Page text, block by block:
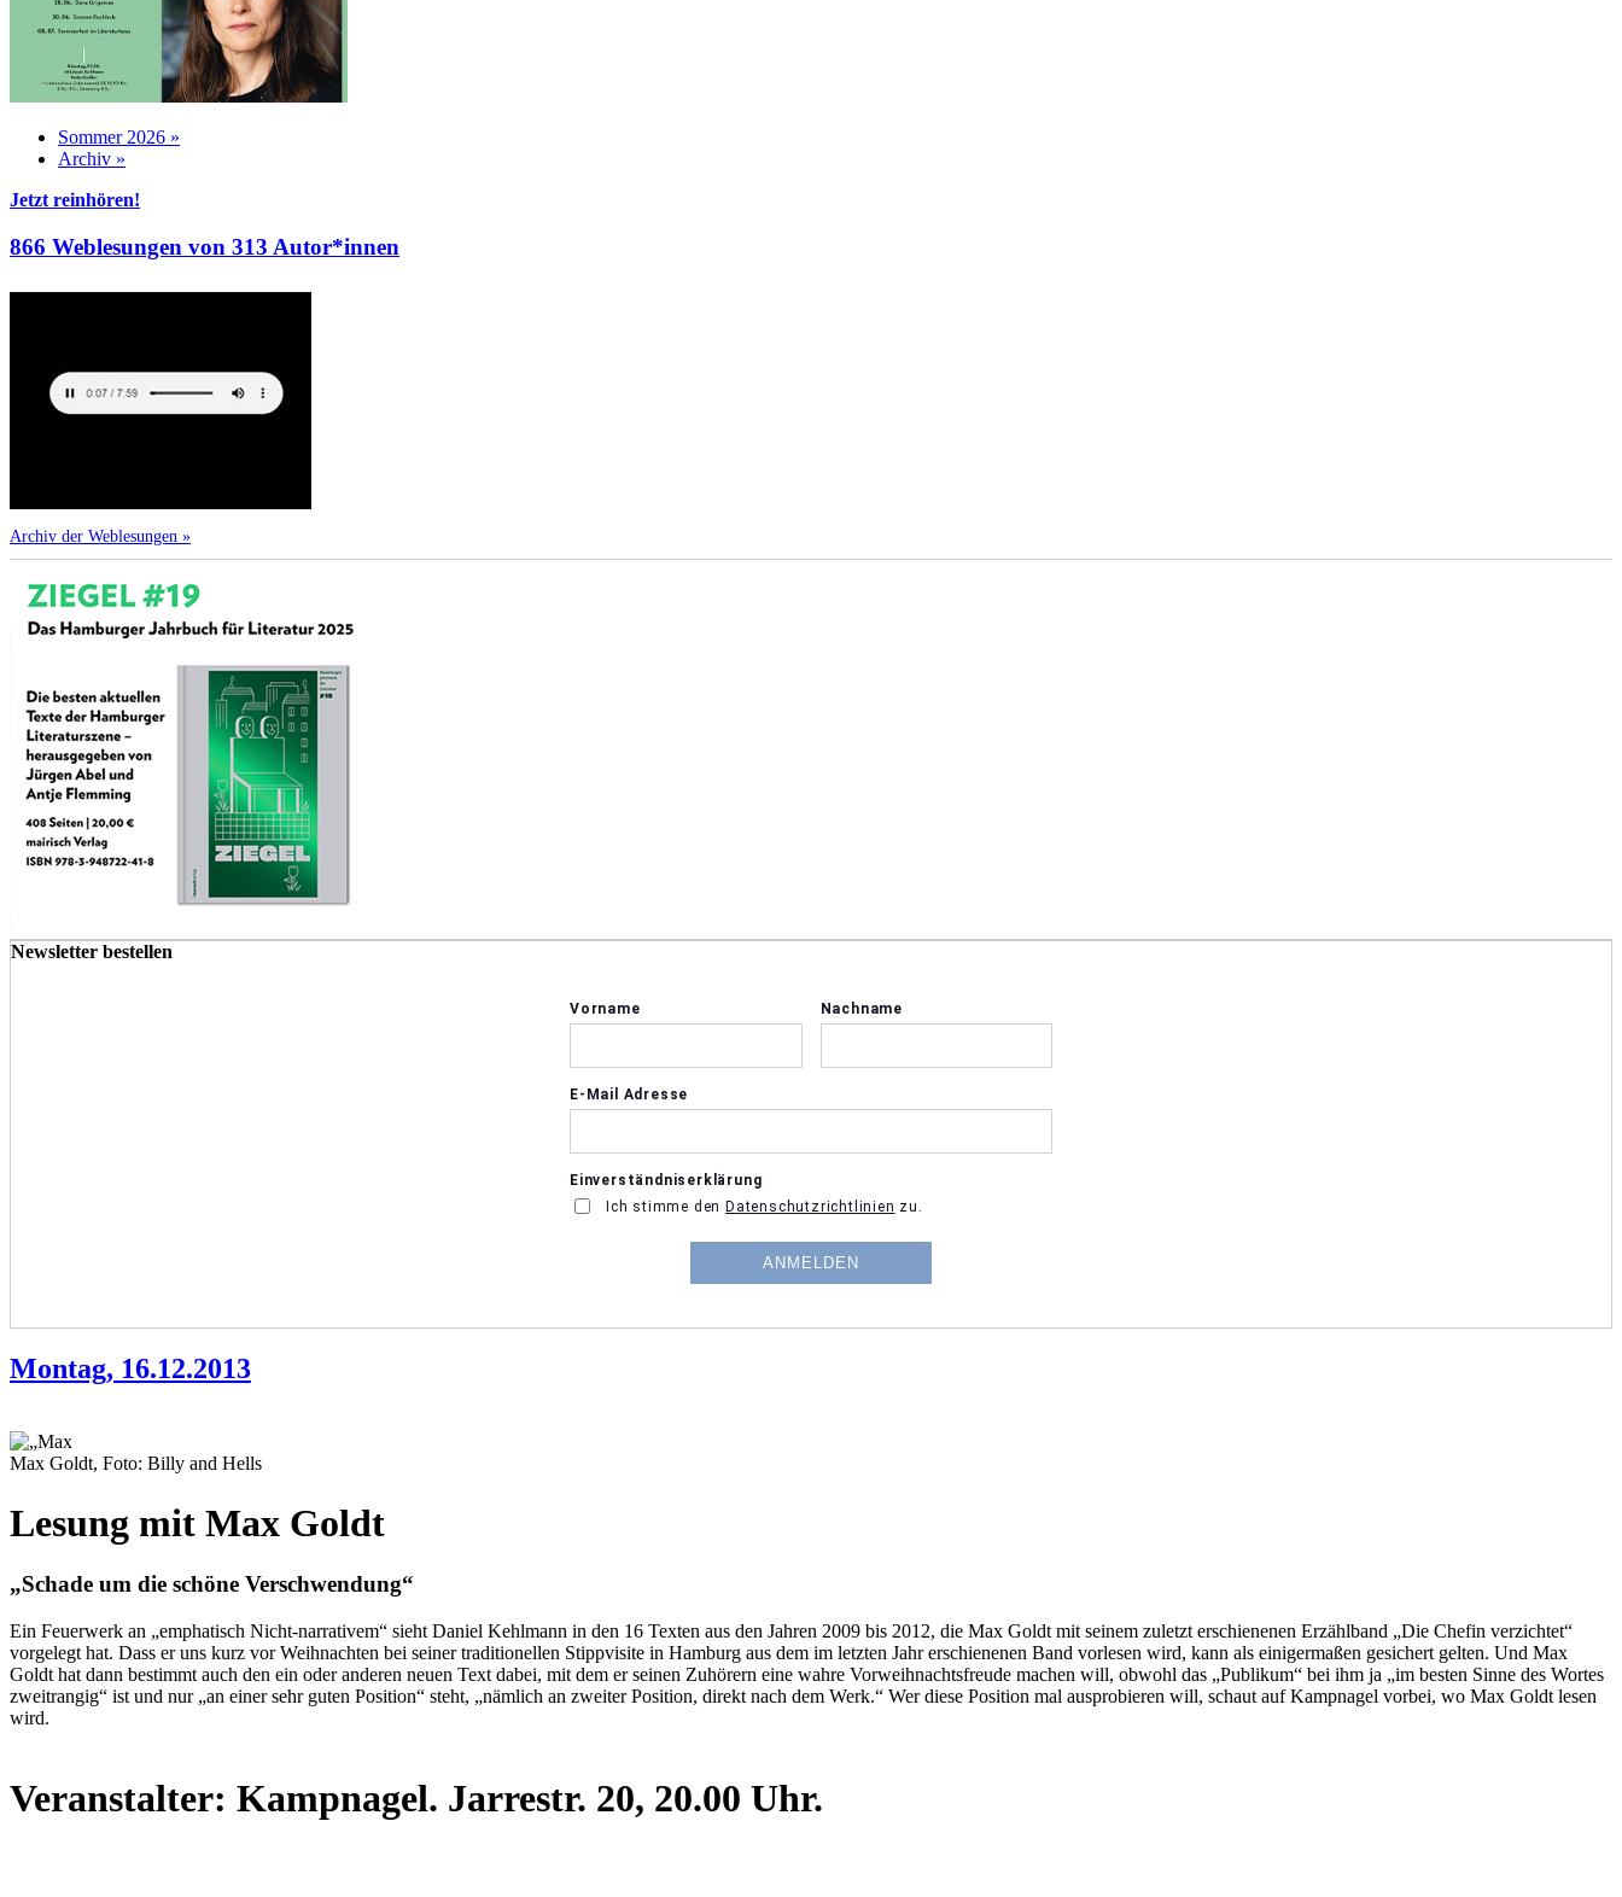
Sommer 2026 »
Archiv »
Jetzt reinhören!
866 Weblesungen von 313 Autor*innen
Archiv der Weblesungen »
Newsletter bestellen
Montag, 16.12.2013
Max Goldt, Foto: Billy and Hells
Lesung mit Max Goldt
„Schade um die schöne Verschwendung“
Ein Feuerwerk an „emphatisch Nicht-narrativem“ sieht Daniel Kehlmann in den 16 Texten aus den Jahren 2009 bis 2012, die Max Goldt mit seinem zuletzt erschienenen Erzählband „Die Chefin verzichtet“
vorgelegt hat. Dass er uns kurz vor Weihnachten bei seiner traditionellen Stippvisite in Hamburg aus dem im letzten Jahr erschienenen Band vorlesen wird, kann als einigermaßen gesichert gelten. Und Max
Goldt hat dann bestimmt auch den ein oder anderen neuen Text dabei, mit dem er seinen Zuhörern eine wahre Vorweihnachtsfreude machen will, obwohl das „Publikum“ bei ihm ja „im besten Sinne des Wortes
zweitrangig“ ist und nur „an einer sehr guten Position“ steht, „nämlich an zweiter Position, direkt nach dem Werk.“ Wer diese Position mal ausprobieren will, schaut auf Kampnagel vorbei, wo Max Goldt lesen
wird.
Veranstalter: Kampnagel. Jarrestr. 20, 20.00 Uhr.